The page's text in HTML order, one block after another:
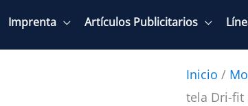
Imprenta Artículos Publicitarios
Inicio /
tela Dri-fit